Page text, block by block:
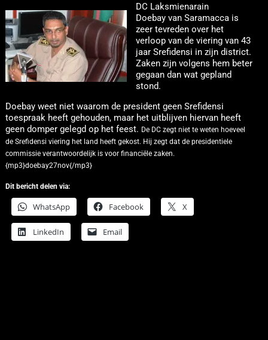
DC Laksmienarain
Doebay van Saramacca is
zeer tevreden over het
verloop van de viering van 43
jaar Srefidensi in zijn district.
Zaken zijn volgens hem beter
gegaan dan wat gepland
stond.
Doebay weet niet waarom de president geen Srefidensi
toespraak heeft gehouden, maar het uitblijven hiervan heeft
geen domper gelegd op het feest. De DC zegt niet te weten hoeveel
de Srefidensi viering het land heeft gekost. Hij zegt dat de presidentiele
commissie verantwoordelijk is voor financiële zaken.
{mp3}doebay27nov{/mp3}
Dit bericht delen via:
WhatsApp Facebook X
LinkedIn Email